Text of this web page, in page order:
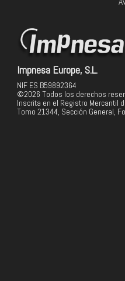
Impnesa Europe, S.L.
NIF ES B59892364
©2026 Todos los derechos
Inscrita en el Registro Mercantil
Tomo 21344, Sección General,